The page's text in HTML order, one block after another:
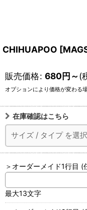
CHIHUAPOO
販売価格: 680円～(
オプションにより価格が変わる
在庫確認はこちら
サイズ / タイプ を選
＞オーダーメイド1行目 (
最大13文字